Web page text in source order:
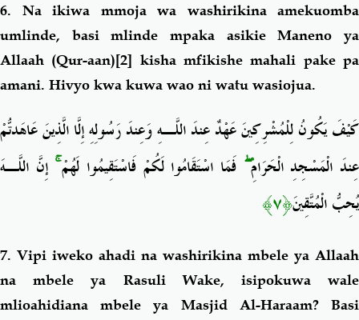
6. Na ikiwa mmoja wa washirikina amekuomba
umlinde, basi mlinde mpaka asikie Maneno ya
Allaah (Qur-aan)[2] kisha mfikishe mahali pake pa
amani. Hivyo kwa kuwa wao ni watu wasiojua.
كَيْفَ يَكُونُ لِلْمُشْرِكِينَ عَهْدٌ عِندَ اللَّـهِ وَعِندَ رَسُولِهِ إِلَّا الَّذِينَ عَاهَدتُّمْ
عِندَ الْمَسْجِدِ الْحَرَامِۖ فَمَا اسْتَقَامُوا لَكُمْ فَاسْتَقِيمُوا لَهُمْۚ إِنَّ اللَّـهَ
يُحِبُّ الْمُتَّقِينَ﴿٧﴾
7. Vipi iweko ahadi na washirikina mbele ya Allaah
na mbele ya Rasuli Wake, isipokuwa wale
mlioahidiana mbele ya Masjid Al-Haraam? Basi